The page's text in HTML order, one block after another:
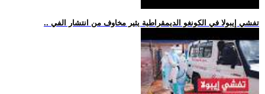
.. تفشي إيبولا في الكونغو الديمقراطية يثير مخاوف من انتشار الفي